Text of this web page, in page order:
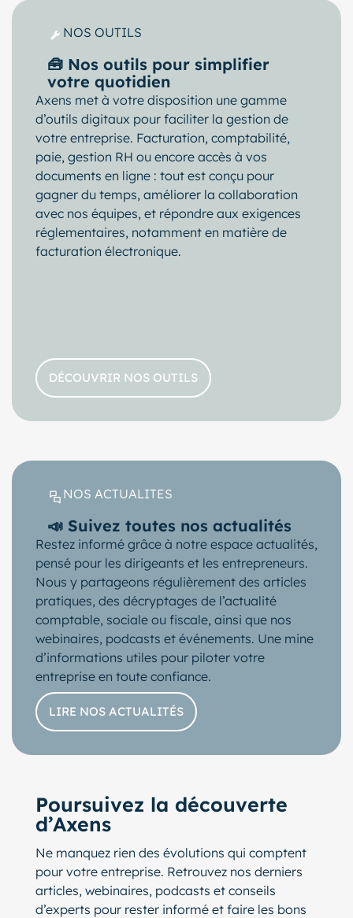
NOS OUTILS
🧰 Nos outils pour simplifier
votre quotidien
Axens met à votre disposition une gamme
d’outils digitaux pour faciliter la gestion de
votre entreprise. Facturation, comptabilité,
paie, gestion RH ou encore accès à vos
documents en ligne : tout est conçu pour
gagner du temps, améliorer la collaboration
avec nos équipes, et répondre aux exigences
réglementaires, notamment en matière de
facturation électronique.
DÉCOUVRIR NOS OUTILS
NOS ACTUALITES
📣 Suivez toutes nos actualités
Restez informé grâce à notre espace actualités,
pensé pour les dirigeants et les entrepreneurs.
Nous y partageons régulièrement des articles
pratiques, des décryptages de l’actualité
comptable, sociale ou fiscale, ainsi que nos
webinaires, podcasts et événements. Une mine
d’informations utiles pour piloter votre
entreprise en toute confiance.
LIRE NOS ACTUALITÉS
Poursuivez la découverte
d’Axens
Ne manquez rien des évolutions qui comptent
pour votre entreprise. Retrouvez nos derniers
articles, webinaires, podcasts et conseils
d’experts pour rester informé et faire les bons